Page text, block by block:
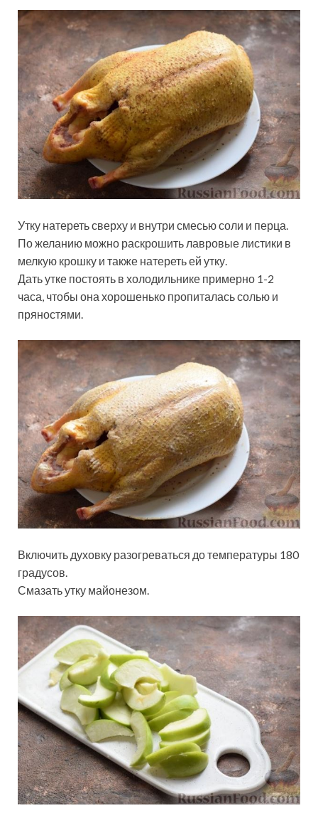
Утку натереть сверху и внутри смесью соли и перца.
По желанию можно раскрошить лавровые листики в
мелкую крошку и также натереть ей утку.
Дать утке постоять в холодильнике примерно 1-2
часа, чтобы она хорошенько пропиталась солью и
пряностями.
Включить духовку разогреваться до температуры 180
градусов.
Смазать утку майонезом.